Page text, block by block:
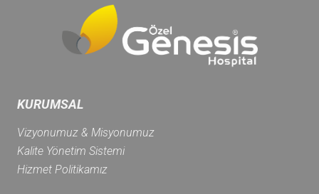
KURUMSAL
Vizyonumuz & Misyonumuz
Kalite Yönetim Sistemi
Hizmet Politikamız